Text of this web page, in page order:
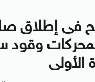
فى إطلاق
بمحركات
الأولى